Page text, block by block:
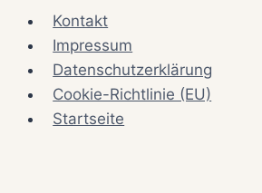
Kontakt
Impressum
Datenschutzerklärung
Cookie-Richtlinie (EU)
Startseite